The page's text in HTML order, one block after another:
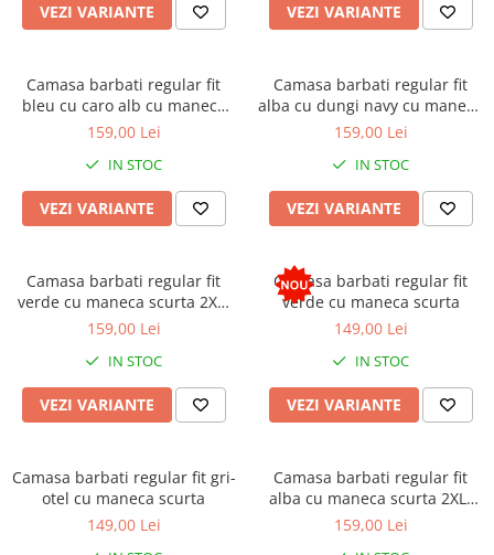
VEZI VARIANTE VEZI VARIANTE
Camasa barbati regular fit
bleu cu caro alb cu maneca
scurta
159,00 Lei
IN STOC
VEZI VARIANTE
Camasa barbati regular fit
alba cu dungi navy cu maneca
scurta
159,00 Lei
IN STOC
VEZI VARIANTE
Camasa barbati regular fit
verde cu maneca scurta 2XL-
3XL
159,00 Lei
IN STOC
VEZI VARIANTE
Camasa barbati regular fit
verde cu maneca scurta
149,00 Lei
IN STOC
VEZI VARIANTE
Camasa barbati regular fit gri-
otel cu maneca scurta
149,00 Lei
Camasa barbati regular fit
alba cu maneca scurta 2XL-
4XL
159,00 Lei